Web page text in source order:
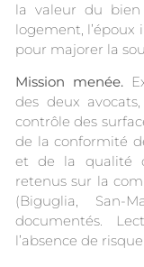
la valeur du bien
logement,
pour majorer la
Mission menée.
des deux
contrôle des
de la conformité
et de la qualité
retenus sur la
(Biguglia, San-
documentés.
l’absence de